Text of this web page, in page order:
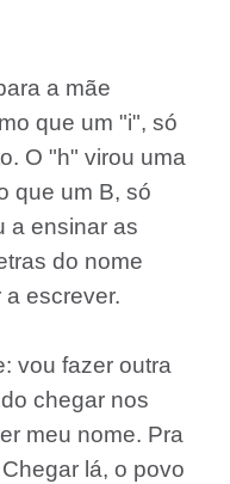
a mãe
que um "i", só
O "h" virou uma
que um B, só
a ensinar as
do nome
escrever.
vou fazer outra
chegar nos
meu nome. Pra
lá, o povo